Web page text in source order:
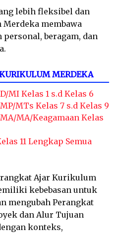
lebih fleksibel dan
membawa
beragam, dan
MERDEKA
MI Kelas 1 s.d Kelas 6
MTs Kelas 7 s.d Kelas 9
MA/Keagamaan Kelas
11 Lengkap Semua
Ajar Kurikulum
kebebasan untuk
mengubah Perangkat
dan Alur Tujuan
konteks,